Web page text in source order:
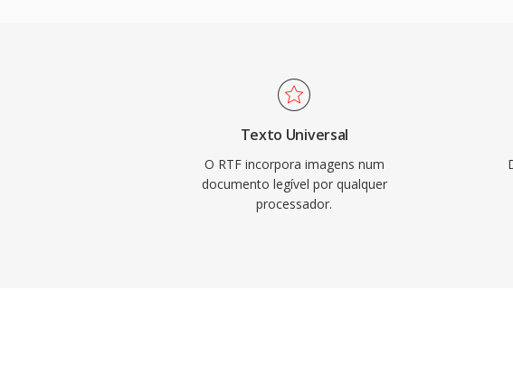
Texto Universal
O RTF incorpora imagens num
documento legível por qualquer
processador.